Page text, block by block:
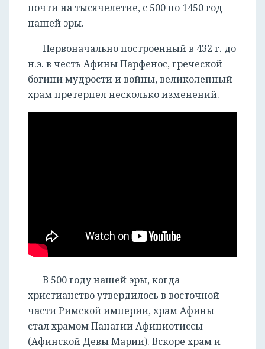
почти на тысячелетие, с 500 по 1450 год
нашей эры.
Первоначально построенный в 432 г. до
н.э. в честь Афины Парфенос, греческой
богини мудрости и войны, великолепный
храм претерпел несколько изменений.
В 500 году нашей эры, когда
христианство утвердилось в восточной
части Римской империи, храм Афины
стал храмом Панагии Афиниотиссы
(Афинской Девы Марии). Вскоре храм и